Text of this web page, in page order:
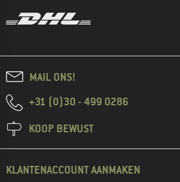
MAIL ONS!
+31 (0)30 - 499 0286
KOOP BEWUST
KLANTENACCOUNT AANMAKEN